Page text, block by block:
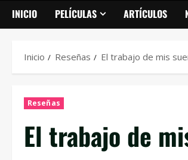
INICIO PELÍCULAS ARTÍCULOS
Inicio Reseñas El trabajo de mis
Reseñas
El trabajo de